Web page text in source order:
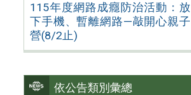
115年度網路成癮防治活動：放
下手機、暫離網路—敲開心親子
營(8/2止)
依公告類別彙總